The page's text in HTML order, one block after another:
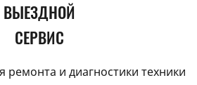
ВЫЕЗДНОЙ
СЕРВИС
ремонта и диагностики техники